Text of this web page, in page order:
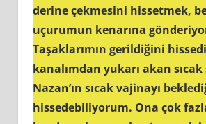
derine çekmesini hissetmek,
uçurumun kenarına
Taşaklarımın gerildiğini
kanalımdan yukarı akan sıcak
Nazan’ın sıcak vajinayı
hissedebiliyorum. Ona çok